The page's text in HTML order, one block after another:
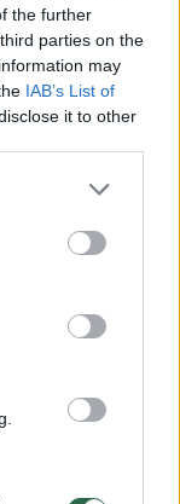
the further
parties on the
may
IAB’s List of
it to other
gynyba“
rytas“ (1